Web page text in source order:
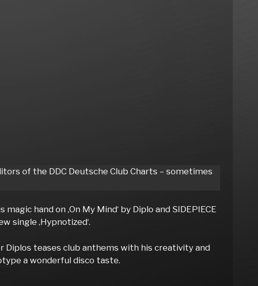
of the DDC Deutsche Club Charts – sometimes
hand on ‚On My Mind‘ by Diplo and SIDEPIECE
single ‚Hypnotized‘.
Diplos teases club anthems with his creativity and
a wonderful disco taste.